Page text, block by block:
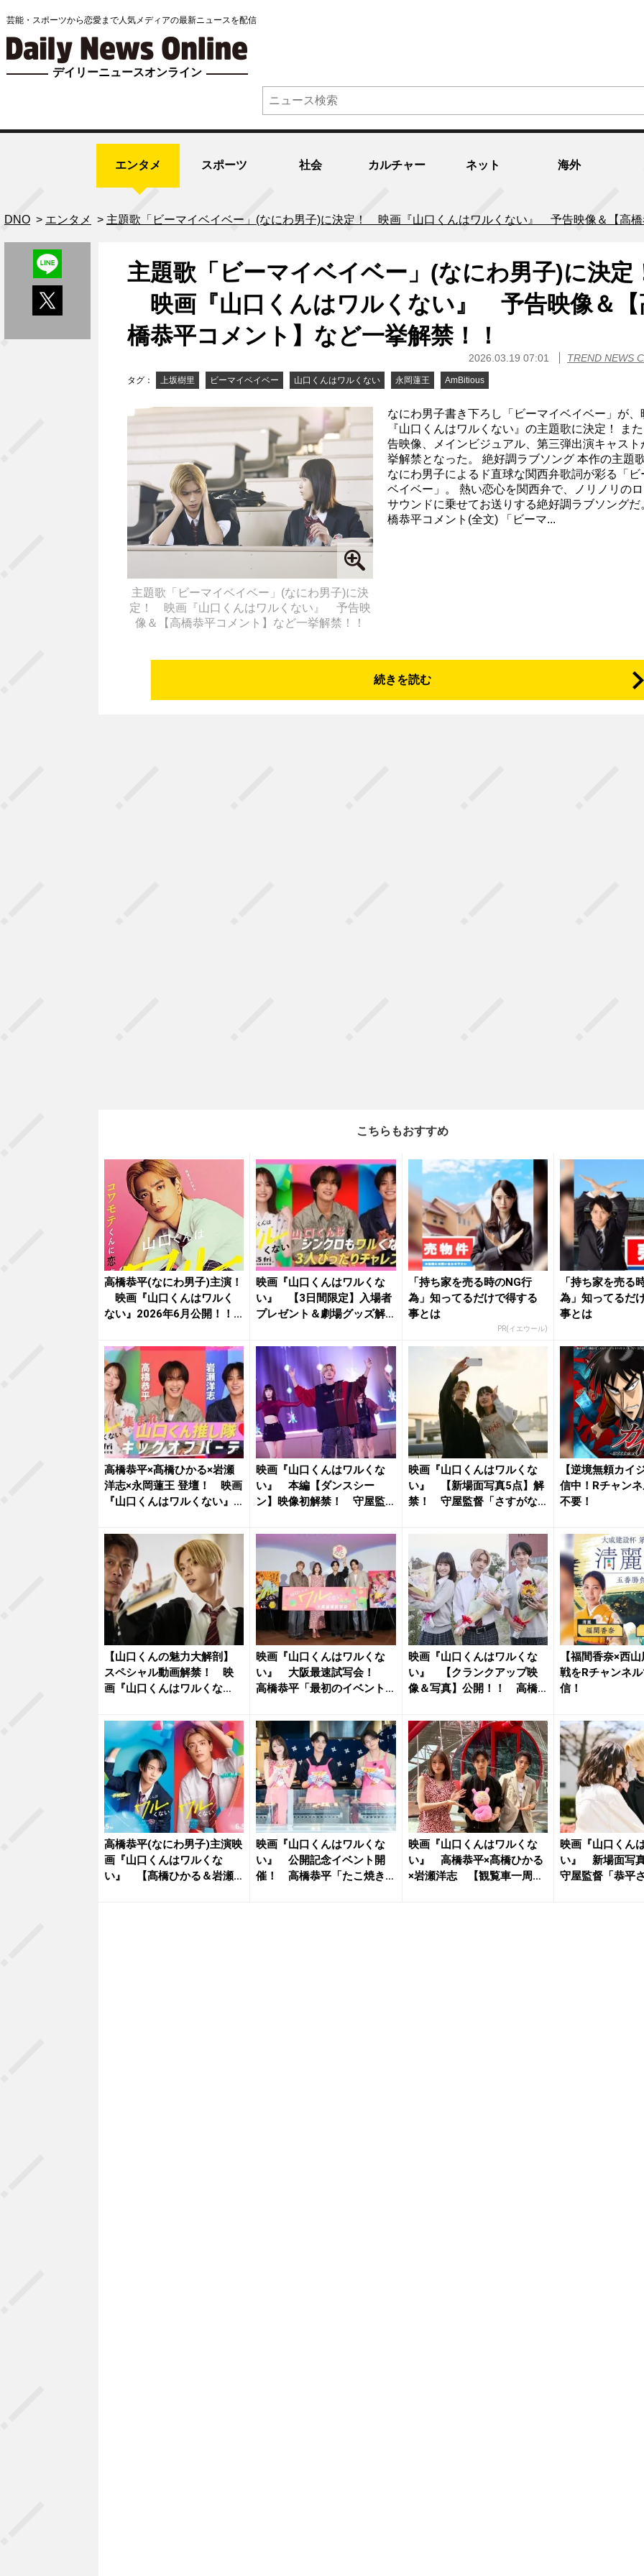
芸能・スポーツから恋愛まで人気メディアの最新ニュースを配信
デイリーニュースオンライン
エンタメ スポーツ 社会 カルチャー ネット 海外
DNO > エンタメ > 主題歌「ビーマイベイベー」(なにわ男子)に決定！ 映画『山口くんはワルくない』 予告映像＆【高
主題歌「ビーマイベイベー」(なにわ男子)に決定
映画『山口くんはワルくない』 予告映像＆【
橋恭平コメント】など一挙解禁！！
2026.03.19 07:01 TREND NEWS
タグ： 上坂樹里 ビーマイベイベー 山口くんはワルくない 永岡蓮王 AmBitious
主題歌「ビーマイベイベー」(なにわ男子)に決
定！ 映画『山口くんはワルくない』 予告映
像＆【高橋恭平コメント】など一挙解禁！！
なにわ男子書き下ろし「ビーマイベイベー」が、
『山口くんはワルくない』の主題歌に決定！ ま
告映像、メインビジュアル、第三弾出演キャスト
挙解禁となった。 絶好調ラブソング 本作の主題
なにわ男子によるド直球な関西弁歌詞が彩る「ビ
ベイベー」。 熱い恋心を関西弁で、ノリノリの
サウンドに乗せてお送りする絶好調ラブソングだ
橋恭平コメント(全文) 「ビーマ...
続きを読む
こちらもおすすめ
高橋恭平(なにわ男子)主演！
映画『山口くんはワルく
ない』2026年6月公開！！...
映画『山口くんはワルくな
い』 【3日間限定】入場者
プレゼント＆劇場グッズ解
「持ち家を売る時のNG行
為」知ってるだけで得する
事とは
PR(イエウール)
「持ち家を売る
為」知ってるだ
事とは
高橋恭平×髙橋ひかる×岩瀬
洋志×永岡蓮王 登壇！ 映画
『山口くんはワルくない』
映画『山口くんはワルくな
い』 本編【ダンスシー
ン】映像初解禁！ 守屋監
映画『山口くんはワルくな
い』 【新場面写真5点】解
禁！ 守屋監督「さすがな
【逆境無頼カイ
信中！Rチャン
不要！
【山口くんの魅力大解剖】
スペシャル動画解禁！ 映
画『山口くんはワルくな
映画『山口くんはワルくな
い』 大阪最速試写会！
高橋恭平「最初のイベント
映画『山口くんはワルくな
い』 【クランクアップ映
像＆写真】公開！！ 高橋
【福間香奈×西
戦をRチャンネ
信！
高橋恭平(なにわ男子)主演映
画『山口くんはワルくな
い』 【髙橋ひかる＆岩瀬
映画『山口くんはワルくな
い』 公開記念イベント開
催！ 高橋恭平「たこ焼き
映画『山口くんはワルくな
い』 高橋恭平×髙橋ひかる
×岩瀬洋志 【観覧車一周ド
映画『山口くん
い』 新場面写
守屋監督「恭平